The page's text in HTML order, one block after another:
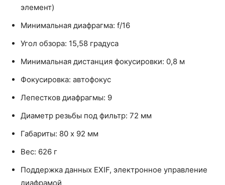
элемент)
Минимальная диафрагма: f/16
Угол обзора: 15,58 градуса
Минимальная дистанция фокусировки: 0,8 м
Фокусировка: автофокус
Лепестков диафрагмы: 9
Диаметр резьбы под фильтр: 72 мм
Габариты: 80 х 92 мм
Вес: 626 г
Поддержка данных EXIF, электронное управление
диафрамой